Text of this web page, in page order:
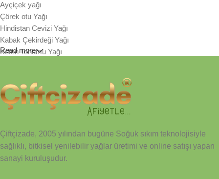
Ayçiçek yağı
Çörek otu Yağı
Hindistan Cevizi Yağı
Kabak Çekirdeği Yağı
Keten Tohumu Yağı
çekirdeklerinden sezonunda soğuk sıkım tekniğiyle üretilmiştir.
Tamamen organik kağıt filtreden geçirilerek, asit değerinin yükselme
hızı yavaşlatılmış ve lezzeti korunmuştur. Hiçbir katkı maddesi ve
Read more
Çiftçizade, 2005 yılından bugüne Soğuk sıkım teknolojisiyle
sağlıklı, bitkisel yenilebilir yağlar üretimi ve online satışı yapan
sanayi kuruluşudur.